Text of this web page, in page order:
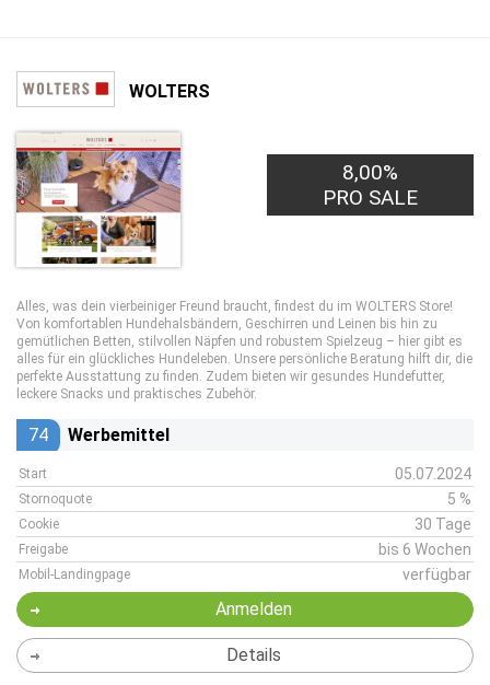
WOLTERS
8,00%
PRO SALE
Alles, was dein vierbeiniger Freund braucht, findest du im WOLTERS Store!
Von komfortablen Hundehalsbändern, Geschirren und Leinen bis hin zu
gemütlichen Betten, stilvollen Näpfen und robustem Spielzeug – hier gibt es
alles für ein glückliches Hundeleben. Unsere persönliche Beratung hilft dir, die
perfekte Ausstattung zu finden. Zudem bieten wir gesundes Hundefutter,
leckere Snacks und praktisches Zubehör.
74 Werbemittel
Start 05.07.2024
Stornoquote 5 %
Cookie 30 Tage
Freigabe bis 6 Wochen
Mobil-Landingpage verfügbar
Anmelden
Details